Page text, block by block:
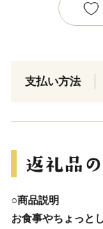
支払い方法
○商品説明
お食事やちょっと